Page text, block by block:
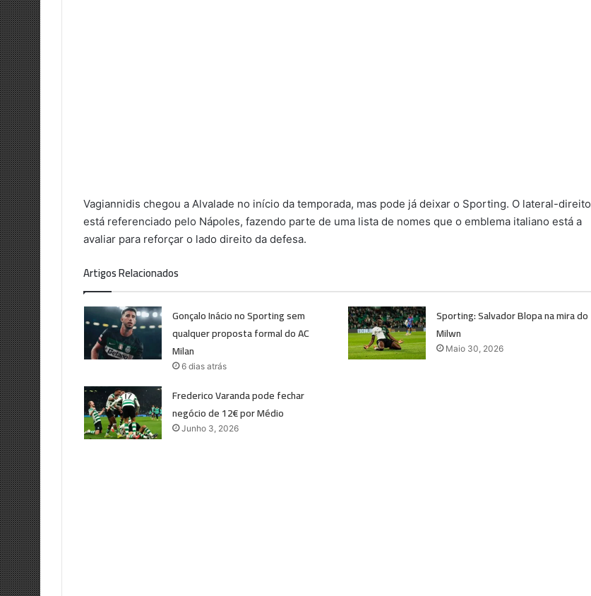
Vagiannidis chegou a Alvalade no início da temporada, mas pode já deixar o Sporting. O lateral-direito
está referenciado pelo Nápoles, fazendo parte de uma lista de nomes que o emblema italiano está a
avaliar para reforçar o lado direito da defesa.
Artigos Relacionados
Gonçalo Inácio no Sporting sem
qualquer proposta formal do AC
Milan
6 dias atrás
Sporting: Salvador Blopa na mira do
Milwn
Maio 30, 2026
Frederico Varanda pode fechar
negócio de 12€ por Médio
Junho 3, 2026